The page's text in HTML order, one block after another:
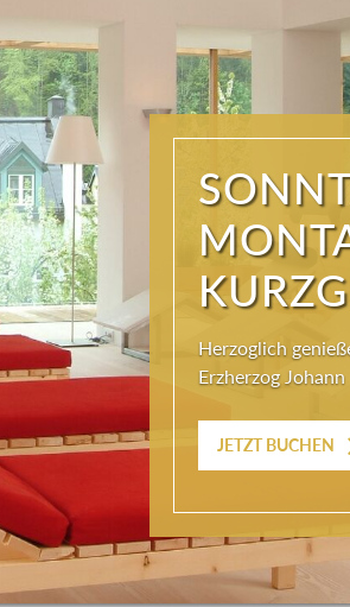
Herzoglich
Erzherzog Johann
JETZT BUCHEN